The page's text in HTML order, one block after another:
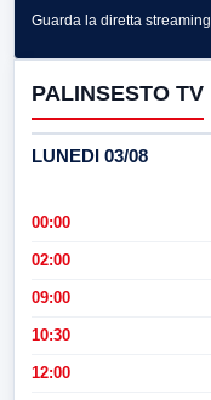
Guarda la diretta streaming
PALINSESTO TV
LUNEDI 03/08
00:00
02:00
09:00
10:30
12:00